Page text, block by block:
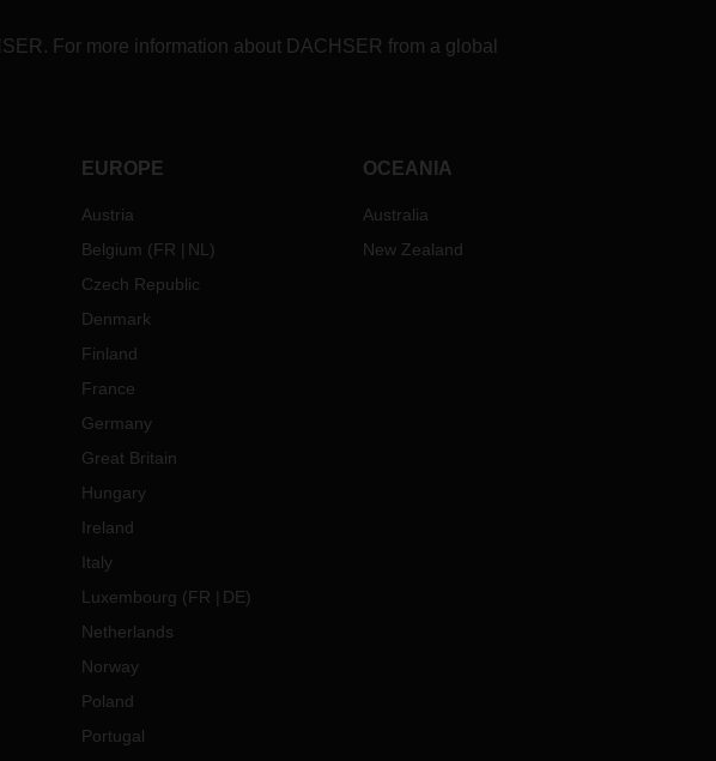
For more information about DACHSER from a global
EUROPE
Austria
Belgium (FR NL )
Czech Republic
Denmark
Finland
France
Germany
Great Britain
Hungary
Ireland
Italy
Luxembourg (FR DE)
Netherlands
Norway
Poland
Portugal
OCEANIA
Australia
New Zealand